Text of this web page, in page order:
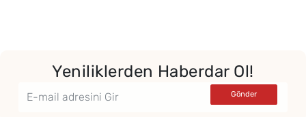
Yeniliklerden Haberdar Ol!